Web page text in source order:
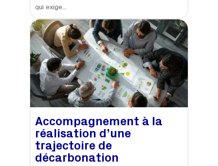
qui exige...
Accompagnement à la
réalisation d’une
trajectoire de
décarbonation